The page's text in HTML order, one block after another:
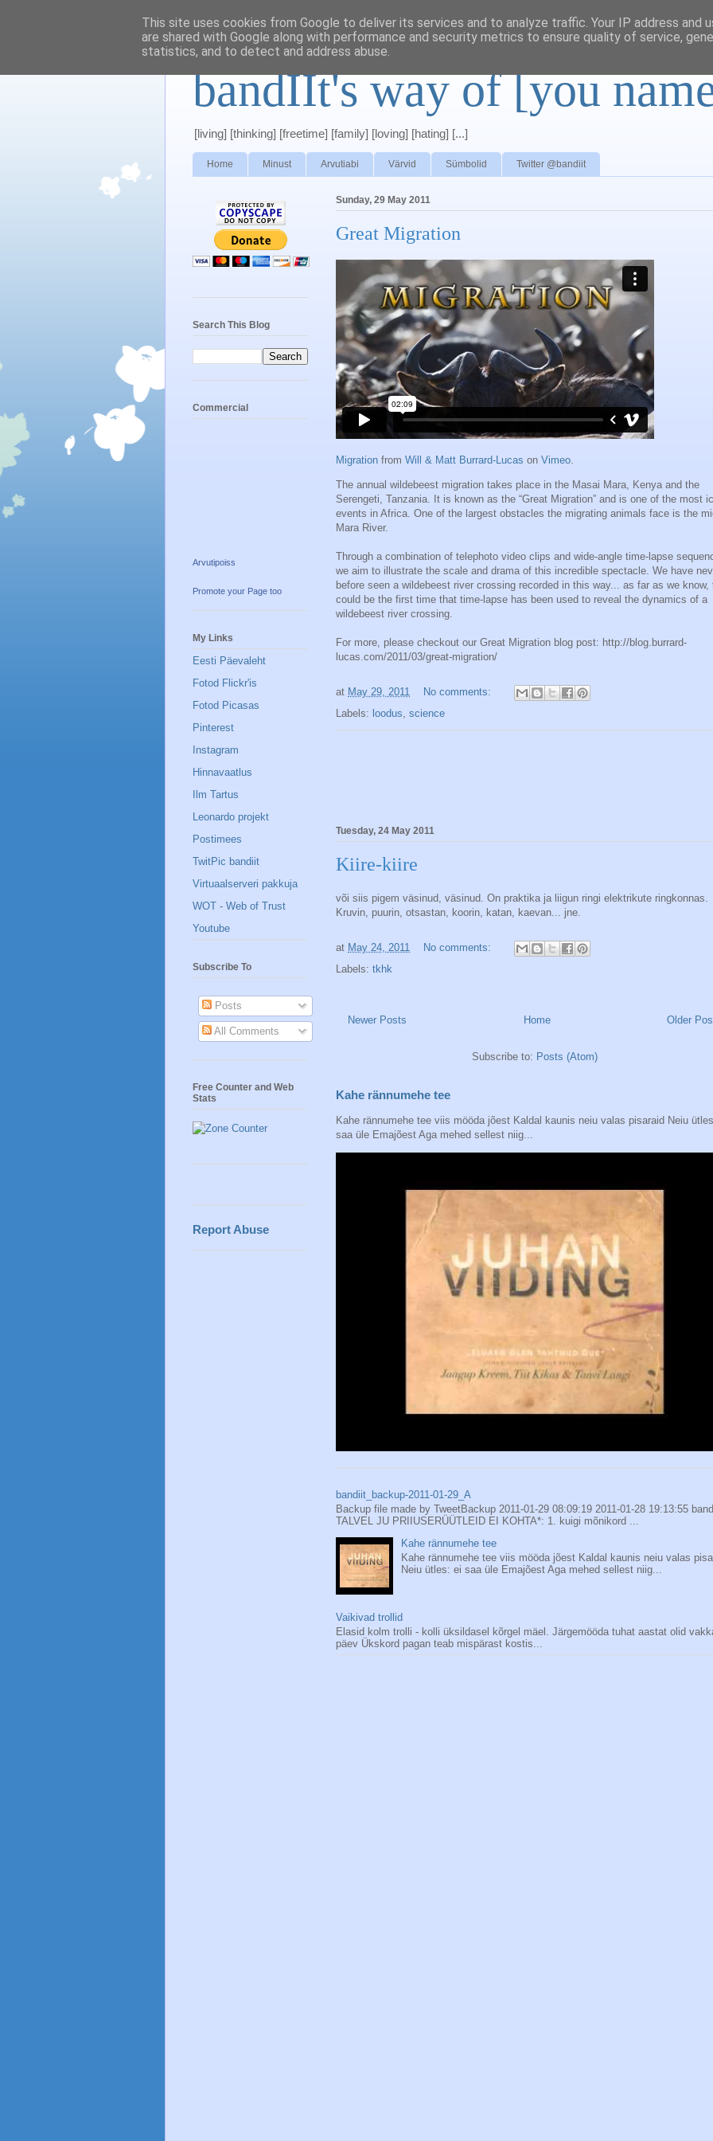
bandIIt's way of [you
[living] [thinking] [freetime] [family] [loving] [hating] [...]
Home Minust Arvutiabi Värvid Sümbolid Twitter @bandiit
Sunday, 29 May 2011
Great Migration
Migration from Will & Matt Burrard-Lucas on Vimeo.
The annual wildebeest migration takes place in the Masai Mara, Kenya and the
Serengeti, Tanzania. It is known as the “Great Migration” and is one of the most
events in Africa. One of the largest obstacles the migrating animals face is the
Mara River.
Through a combination of telephoto video clips and wide-angle time-lapse
we aim to illustrate the scale and drama of this incredible spectacle. We have
before seen a wildebeest river crossing recorded in this way... as far as we know,
could be the first time that time-lapse has been used to reveal the dynamics of a
wildebeest river crossing.
For more, please checkout our Great Migration blog post: http://blog.burrard-
lucas.com/2011/03/great-migration/
at May 29, 2011
No comments:
Labels: loodus, science
Tuesday, 24 May 2011
Kiire-kiire
või siis pigem väsinud, väsinud. On praktika ja liigun ringi elektrikute ringkonnas.
Kruvin, puurin, otsastan, koorin, katan, kaevan... jne.
at May 24, 2011
No comments:
Labels: tkhk
Newer Posts Older
Home
Subscribe to: Posts (Atom)
Kahe rännumehe tee
Kahe rännumehe tee viis mööda jõest Kaldal kaunis neiu valas pisaraid Neiu
saa üle Emajõest Aga mehed sellest niig...
bandiit_backup-2011-01-29_A
Backup file made by TweetBackup 2011-01-29 08:09:19 2011-01-28 19:13:55
TALVEL JU PRIIUSERÜÜTLEID EI KOHTA*: 1. kuigi mõnikord ...
Kahe rännumehe tee
Kahe rännumehe tee viis mööda jõest Kaldal kaunis neiu valas
Neiu ütles: ei saa üle Emajõest Aga mehed sellest niig...
Vaikivad trollid
Elasid kolm trolli - kolli üksildasel kõrgel mäel. Järgemööda tuhat aastat olid
päev Ükskord pagan teab mispärast kostis...
Search This Blog
Commercial
Arvutipoiss
Promote your Page too
My Links
Eesti Päevaleht
Fotod Flickr'is
Fotod Picasas
Pinterest
Instagram
Hinnavaatlus
Ilm Tartus
Leonardo projekt
Postimees
TwitPic bandiit
Virtuaalserveri pakkuja
WOT - Web of Trust
Youtube
Subscribe To
Posts
All Comments
Free Counter and Web
Stats
Report Abuse
This site uses cookies from Google to deliver its services and to analyze traffic. Your IP address and
are shared with Google along with performance and security metrics to ensure quality of service,
statistics, and to detect and address abuse.